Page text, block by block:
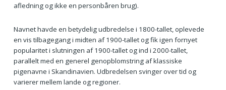
afledning og ikke en personbåren brug).
Navnet havde en betydelig udbredelse i 1800-tallet, oplevede
en vis tilbagegang i midten af 1900-tallet og fik igen fornyet
popularitet i slutningen af 1900-tallet og ind i 2000-tallet,
parallelt med en generel genopblomstring af klassiske
pigenavne i Skandinavien. Udbredelsen svinger over tid og
varierer mellem lande og regioner.